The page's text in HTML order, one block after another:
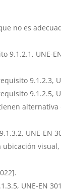
no es
9.1.2.1, UNE-
9.1.2.3,
9.1.2.5,
alternativa
UNE-EN
UNE-EN